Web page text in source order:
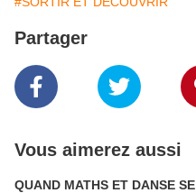
Partager
Vous aimerez aussi
QUAND MATHS ET DANSE SE